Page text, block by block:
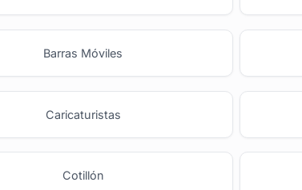
Barras Móviles
Caricaturistas
Cotillón